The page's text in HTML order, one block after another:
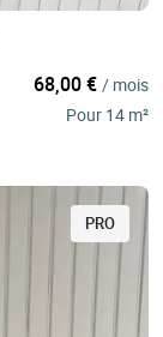
68,00 € / mois
Pour 14 m²
PRO